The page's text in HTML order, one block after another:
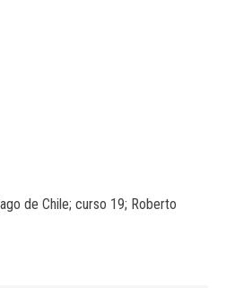
de Chile; curso 19; Roberto